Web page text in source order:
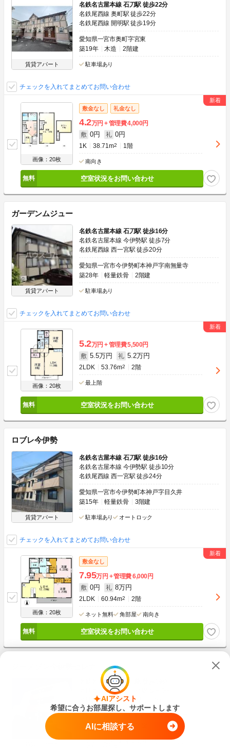
賃貸アパート
名鉄名古屋本線 石刀駅 徒歩22分
名鉄尾西線 奥町駅 徒歩22分
名鉄尾西線 開明駅 徒歩19分
愛知県一宮市奥町字宮東
築19年
木造 2階建
駐車場あり
チェックを入れてまとめてお問い合わせ
画像：20枚
敷金なし 礼金なし
4.2万円 管理費4,000円
敷 0円 礼 0円
1K 38.71m2 1階
南向き
空室状況をお問い合わせ
ガーデンムジュー
賃貸アパート
名鉄名古屋本線 石刀駅 徒歩16分
名鉄名古屋本線 今伊勢駅 徒歩7分
名鉄尾西線 西一宮駅 徒歩20分
愛知県一宮市今伊勢町本神戸字南無量寺
築28年
軽量鉄骨 2階建
駐車場あり
チェックを入れてまとめてお問い合わせ
画像：20枚
5.2万円 管理費5,500円
敷 5.5万円 礼 5.2万円
2LDK 53.76m2 2階
最上階
空室状況をお問い合わせ
ロブレ今伊勢
賃貸アパート
名鉄名古屋本線 石刀駅 徒歩16分
名鉄名古屋本線 今伊勢駅 徒歩10分
名鉄尾西線 西一宮駅 徒歩24分
愛知県一宮市今伊勢町本神戸字目久井
築15年
軽量鉄骨 3階建
駐車場あり オートロック
チェックを入れてまとめてお問い合わせ
画像：20枚
敷金なし
7.95万円 管理費6,000円
敷 0円 礼 8万円
2LDK 60.94m2 2階
ネット無料 角部屋 南向き
空室状況をお問い合わせ
名鉄名古屋本線 石刀駅 徒歩19分
名鉄名古屋本線 今伊勢駅 徒歩9分
名鉄尾西線 西一宮駅 徒歩19分
愛知県一宮市今伊勢町本神戸字南無量寺
築1年未満
木造 3階建
新築・築浅 駐車場あり
オートロック
AIアシスト
希望に合うお部屋探し、サポートします
AIに相談する